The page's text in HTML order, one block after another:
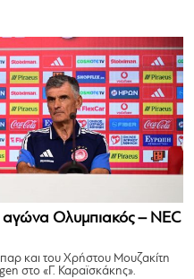
αγώνα Ολυμπιακός – NEC
και του Χρήστου Μουζακίτη
στο «Γ. Καραϊσκάκης».